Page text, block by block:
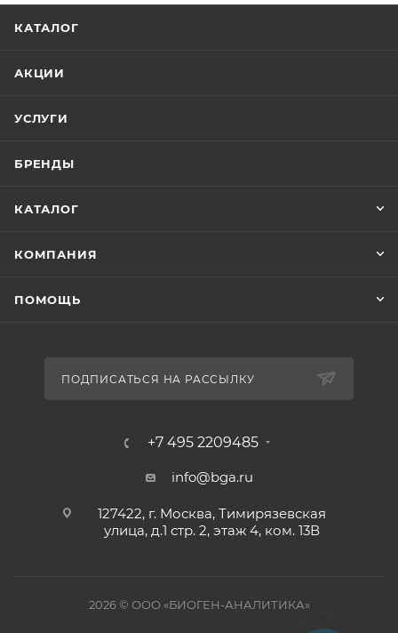
КАТАЛОГ
АКЦИИ
УСЛУГИ
БРЕНДЫ
КАТАЛОГ
КОМПАНИЯ
ПОМОЩЬ
ПОДПИСАТЬСЯ НА РАССЫЛКУ
+7 495 2209485
info@bga.ru
127422, г. Москва, Тимирязевская
улица, д.1 стр. 2, этаж 4, ком. 13В
2026 © ООО «БИОГЕН-АНАЛИТИКА»